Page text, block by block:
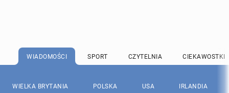
WIADOMOŚCI SPORT CZYTELNIA CIEKAWOSTKI
WIELKA BRYTANIA POLSKA USA IRLANDIA